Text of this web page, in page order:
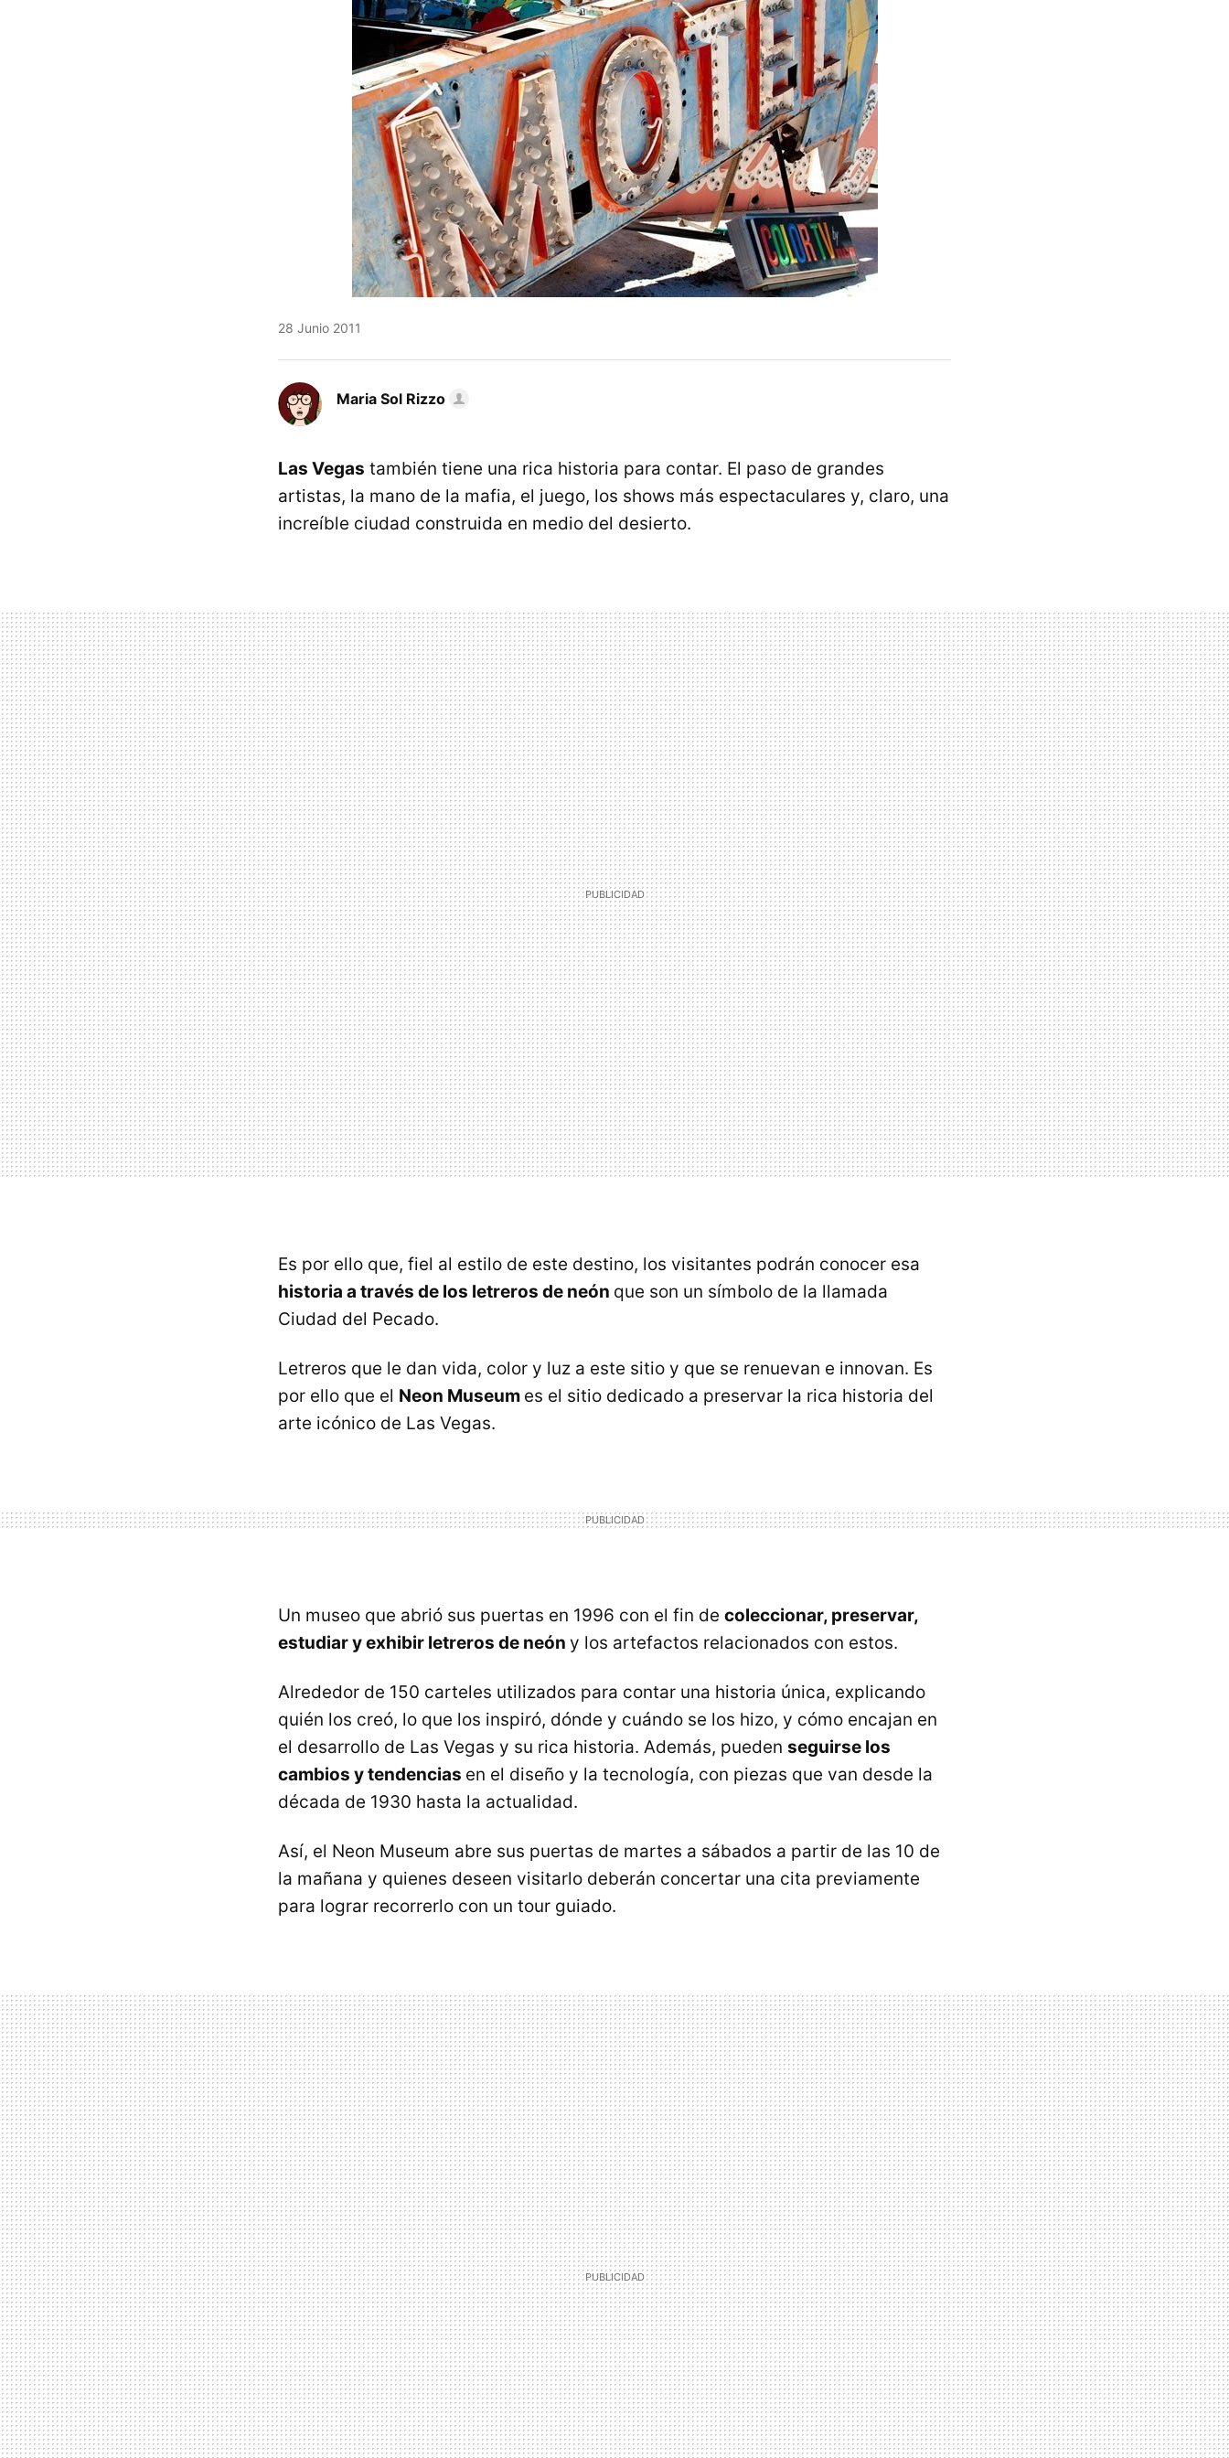
28 Junio 2011
Maria Sol Rizzo
Las Vegas también tiene una rica historia para contar. El paso de grandes
artistas, la mano de la mafia, el juego, los shows más espectaculares y, claro, una
increíble ciudad construida en medio del desierto.
Es por ello que, fiel al estilo de este destino, los visitantes podrán conocer esa
historia a través de los letreros de neón que son un símbolo de la llamada
Ciudad del Pecado.
Letreros que le dan vida, color y luz a este sitio y que se renuevan e innovan. Es
por ello que el Neon Museum es el sitio dedicado a preservar la rica historia del
arte icónico de Las Vegas.
Un museo que abrió sus puertas en 1996 con el fin de coleccionar, preservar,
estudiar y exhibir letreros de neón y los artefactos relacionados con estos.
Alrededor de 150 carteles utilizados para contar una historia única, explicando
quién los creó, lo que los inspiró, dónde y cuándo se los hizo, y cómo encajan en
el desarrollo de Las Vegas y su rica historia. Además, pueden seguirse los
cambios y tendencias en el diseño y la tecnología, con piezas que van desde la
década de 1930 hasta la actualidad.
Así, el Neon Museum abre sus puertas de martes a sábados a partir de las 10 de
la mañana y quienes deseen visitarlo deberán concertar una cita previamente
para lograr recorrerlo con un tour guiado.